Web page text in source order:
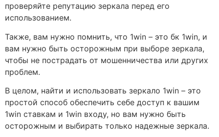
проверяйте репутацию зеркала перед его
использованием.
Также, вам нужно помнить, что 1win – это бк 1win, и
вам нужно быть осторожным при выборе зеркала,
чтобы не пострадать от мошенничества или других
проблем.
В целом, найти и использовать зеркало 1win – это
простой способ обеспечить себе доступ к вашим
1win ставкам и 1win входу, но вам нужно быть
осторожным и выбирать только надежные зеркала.